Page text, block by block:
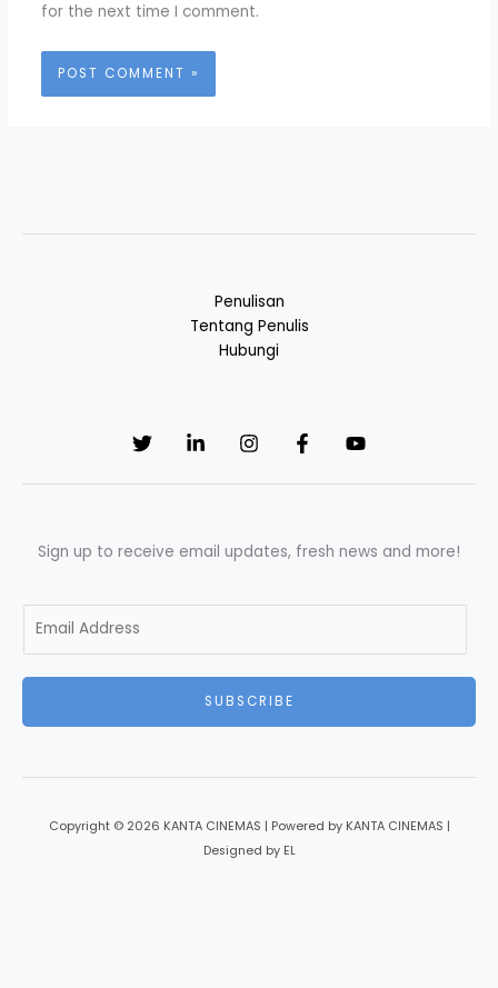
for the next time I comment.
Penulisan
Tentang Penulis
Hubungi
Sign up to receive email updates, fresh news and more!
m
SUBSCRIBE
Copyright © 2026 KANTA CINEMAS | Powered by KANTA CINEMAS |
Designed by EL